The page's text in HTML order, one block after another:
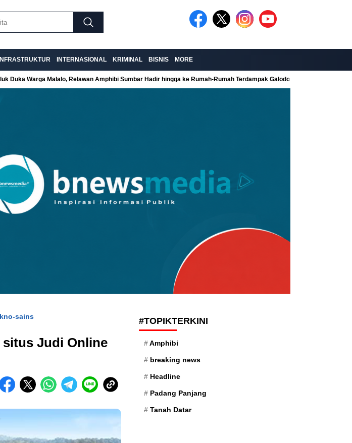
INFRASTRUKTUR INTERNASIONAL KRIMINAL BISNIS MORE
Duka Warga Malalo, Relawan Amphibi Sumbar Hadir hingga ke Rumah-Rumah Terdampak Galodo
sains
situs Judi Online
#TOPIKTERKINI
Amphibi
breaking news
Headline
Padang Panjang
Tanah Datar